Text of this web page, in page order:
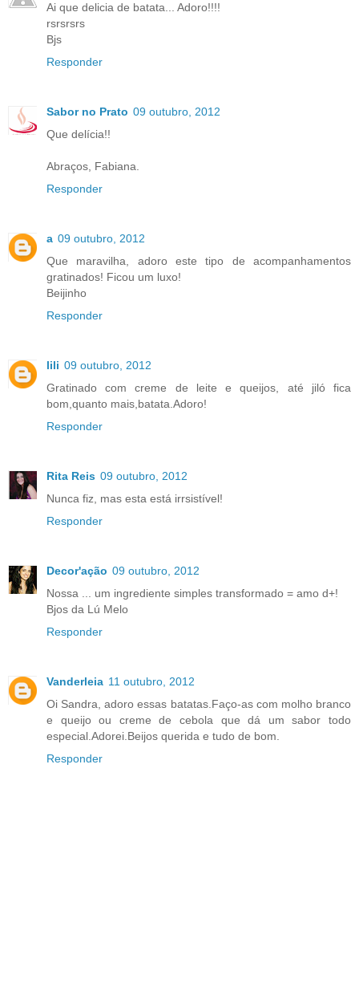
Ai que delicia de batata... Adoro!!!!
rsrsrsrs
Bjs
Responder
Sabor no Prato 09 outubro, 2012
Que delícia!!
Abraços, Fabiana.
Responder
a 09 outubro, 2012
Que maravilha, adoro este tipo de acompanhamentos
gratinados! Ficou um luxo!
Beijinho
Responder
lili 09 outubro, 2012
Gratinado com creme de leite e queijos, até jiló fica
bom,quanto mais,batata.Adoro!
Responder
Rita Reis 09 outubro, 2012
Nunca fiz, mas esta está irrsistível!
Responder
Decor'ação 09 outubro, 2012
Nossa ... um ingrediente simples transformado = amo d+!
Bjos da Lú Melo
Responder
Vanderleia 11 outubro, 2012
Oi Sandra, adoro essas batatas.Faço-as com molho branco
e queijo ou creme de cebola que dá um sabor todo
especial.Adorei.Beijos querida e tudo de bom.
Responder